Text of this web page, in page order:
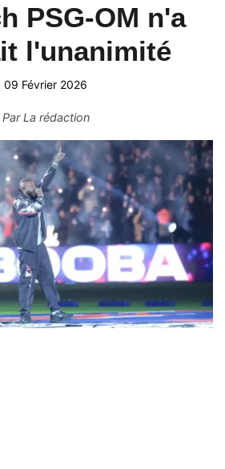
PSG-OM n'a
l'unanimité
09 Février 2026
ParLa rédaction